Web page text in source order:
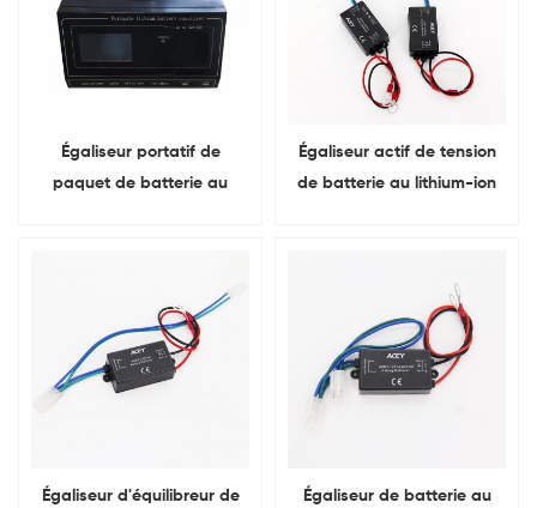
Égaliseur portatif de
paquet de batterie au
Égaliseur actif de tension
de batterie au lithium-ion
Égaliseur d'équilibreur de
Égaliseur de batterie au